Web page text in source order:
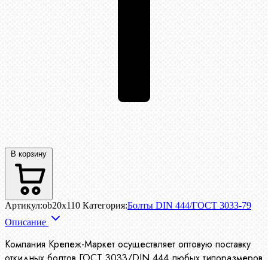
В корзину
Артикул:ob20x110 Категория:Болты DIN 444/ГОСТ 3033-79
Описание
Компания Крепеж-Маркет осуществляет оптовую поставку